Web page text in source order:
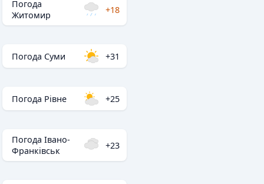
Погода
Житомир
+18
Погода Суми +31
Погода Рівне +25
Погода Івано-
Франківськ
+23